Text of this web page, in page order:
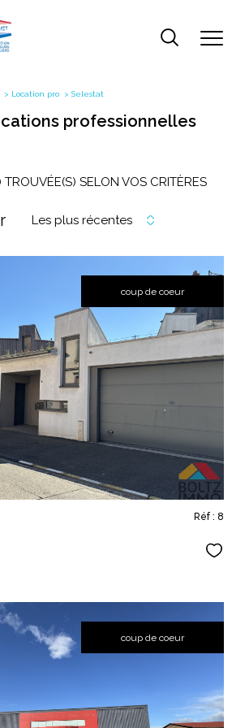
Location pro Selestat
professionnelles
SELON VOS CRITÈRES
Les plus récentes
coup de coeur
voir le
bien
Réf : 8
coup de coeur
voir le